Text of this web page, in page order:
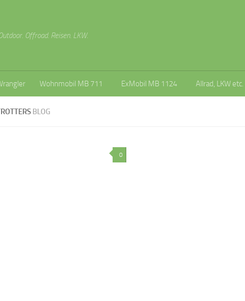
Offroad. Reisen. LKW.
Wohnmobil MB 711 ExMobil MB 1124 Allrad, LKW etc.
BLOG
0